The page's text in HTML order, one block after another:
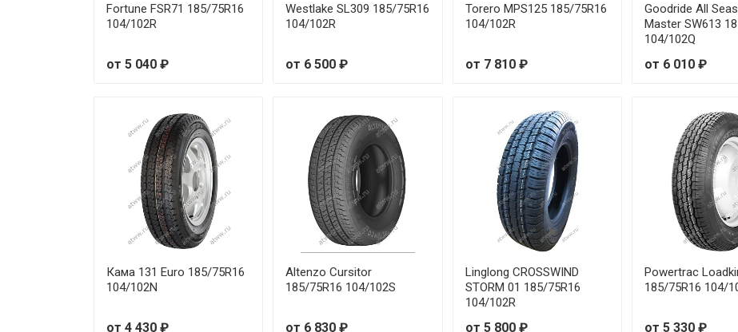
Fortune FSR71 185/75R16
104/102R
от 5 040 ₽
Westlake SL309 185/75R16
104/102R
от 6 500 ₽
Torero MPS125 185/75R16
104/102R
от 7 810 ₽
Goodride All
Master SW613
104/102Q
от 6 010 ₽
Кама 131 Euro 185/75R16
104/102N
от 4 430 ₽
Altenzo Cursitor
185/75R16 104/102S
от 6 830 ₽
Linglong CROSSWIND
STORM 01 185/75R16
104/102R
от 5 800 ₽
Powertrac
185/75R16 104/
от 5 330 ₽